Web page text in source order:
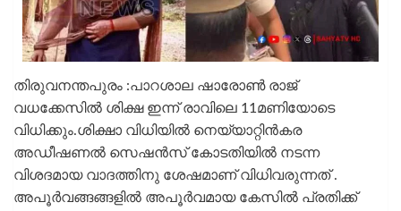
തിരുവനന്തപുരം :പാറശാല ഷാരോണ്‍ രാജ്
വധക്കേസില്‍ ശിക്ഷ ഇന്ന് രാവിലെ 11മണിയോടെ
വിധിക്കും.ശിക്ഷാ വിധിയില്‍ നെയ്യാറ്റിന്‍കര
അഡീഷണല്‍ സെഷന്‍സ് കോടതിയില്‍ നടന്ന
വിശദമായ വാദത്തിനു ശേഷമാണ് വിധിവരുന്നത് .
അപൂര്‍വങ്ങങ്ങളില്‍ അപൂര്‍വമായ കേസില്‍ പ്രതിക്ക്